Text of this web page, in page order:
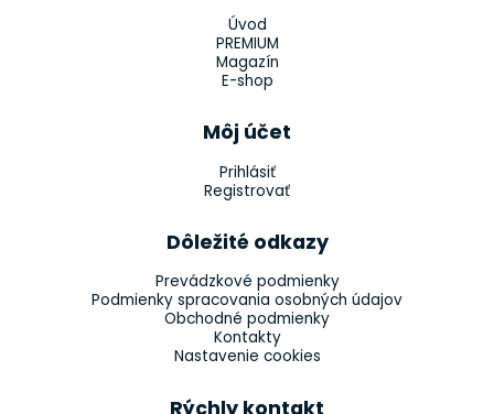
Úvod
PREMIUM
Magazín
E-shop
Môj účet
Prihlásiť
Registrovať
Dôležité odkazy
Prevádzkové podmienky
Podmienky spracovania osobných údajov
Obchodné podmienky
Kontakty
Nastavenie cookies
Rýchly kontakt